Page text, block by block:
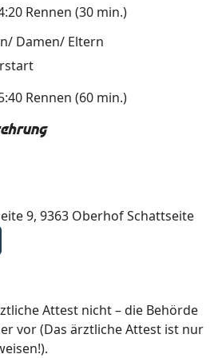
Rennen (30 min.)
Damen/ Eltern
Rennen (60 min.)
9, 9363 Oberhof Schattseite
Attest nicht – die Behörde
vor (Das ärztliche Attest ist nur